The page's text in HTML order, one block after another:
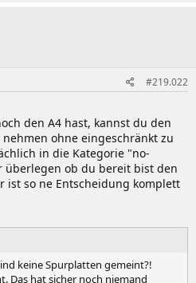
#219.022
den A4 hast, kannst du den
ohne eingeschränkt zu
in die Kategorie "no-
ob du bereit bist den
ist so ne Entscheidung komplett
keine Spurplatten gemeint?!
Das hat sicher noch niemand